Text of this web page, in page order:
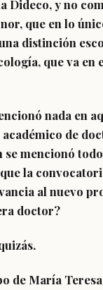
Dideco, y no
que en lo
distinción
que va en
nada en
de
se mencionó
la
al nuevo
doctor?
de María